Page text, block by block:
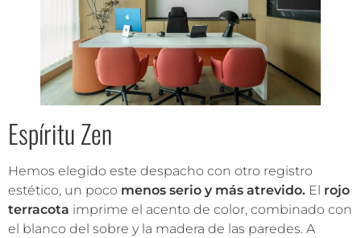
Espíritu Zen
Hemos elegido este despacho con otro registro
estético, un poco menos serio y más atrevido. El rojo
terracota imprime el acento de color, combinado con
el blanco del sobre y la madera de las paredes. A